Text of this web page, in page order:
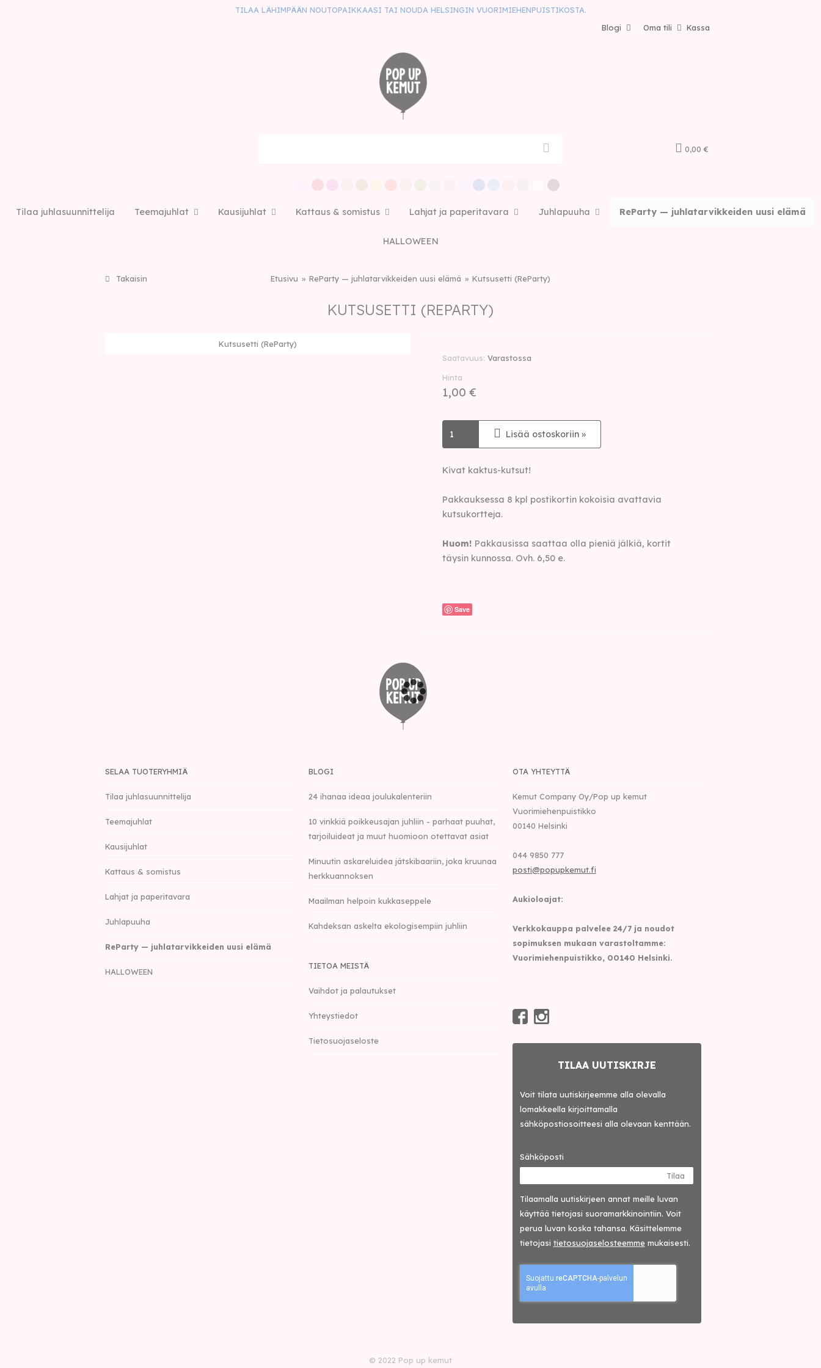
TILAA LÄHIMPÄÄN NOUTOPAIKKAASI TAI NOUDA HELSINGIN VUORIMIEHENPUISTIKOSTA.
Kassa
Oma tili
Blogi
0,00 €
Tilaa juhlasuunnittelija Teemajuhlat Kausijuhlat Kattaus & somistus Lahjat ja paperitavara Juhlapuuha ReParty — juhlatarvikkeiden uusi elämä
HALLOWEEN
Takaisin Etusivu ReParty — juhlatarvikkeiden uusi elämä Kutsusetti (ReParty)
KUTSUSETTI (REPARTY)
Kutsusetti (ReParty)
Saatavuus Varastossa
Hinta
1,00 €
Lisää ostoskoriin »
Kivat kaktus-kutsut!
Pakkauksessa 8 kpl postikortin kokoisia avattavia
kutsukortteja.
Huom! Pakkausissa saattaa olla pieniä jälkiä, kortit
täysin kunnossa. Ovh. 6,50 e.
Save
SELAA TUOTERYHMIÄ
Tilaa juhlasuunnittelija
Teemajuhlat
Kausijuhlat
Kattaus & somistus
Lahjat ja paperitavara
Juhlapuuha
ReParty — juhlatarvikkeiden uusi elämä
HALLOWEEN
BLOGI
24 ihanaa ideaa joulukalenteriin
10 vinkkiä poikkeusajan juhliin - parhaat puuhat,
tarjoiluideat ja muut huomioon otettavat asiat
Minuutin askareluidea jätskibaariin, joka kruunaa
herkkuannoksen
Maailman helpoin kukkaseppele
Kahdeksan askelta ekologisempiin juhliin
TIETOA MEISTÄ
Vaihdot ja palautukset
Yhteystiedot
Tietosuojaseloste
OTA YHTEYTTÄ
Kemut Company Oy/Pop up kemut
Vuorimiehenpuistikko
00140 Helsinki
044 9850 777
posti@popupkemut.fi
Aukioloajat:
Verkkokauppa palvelee 24/7 ja noudot
sopimuksen mukaan varastoltamme:
Vuorimiehenpuistikko, 00140 Helsinki.
TILAA UUTISKIRJE
Voit tilata uutiskirjeemme alla olevalla
lomakkeella kirjoittamalla
sähköpostiosoitteesi alla olevaan kenttään.
Sähköposti
Tilaa
Tilaamalla uutis­kirjeen annat meille luvan
käyttää tietojasi suora­markkinointiin. Voit
perua luvan koska tahansa. Käsittelemme
tietojasi tieto­suoja­selosteemmemukaisesti.
© 2022 Pop up kemut